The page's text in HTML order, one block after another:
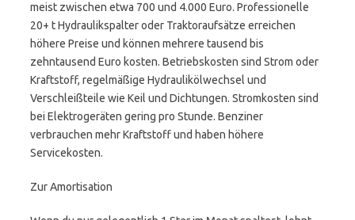
meist zwischen etwa 700 und 4.000 Euro. Professionelle
20+ t Hydraulikspalter oder Traktoraufsätze erreichen
höhere Preise und können mehrere tausend bis
zehntausend Euro kosten. Betriebskosten sind Strom oder
Kraftstoff, regelmäßige Hydraulikölwechsel und
Verschleißteile wie Keil und Dichtungen. Stromkosten sind
bei Elektrogeräten gering pro Stunde. Benziner
verbrauchen mehr Kraftstoff und haben höhere
Servicekosten.
Zur Amortisation